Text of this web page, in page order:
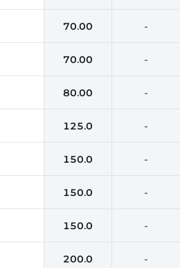
70.00 -
70.00 -
80.00 -
125.0 -
150.0 -
150.0 -
150.0 -
200.0 -